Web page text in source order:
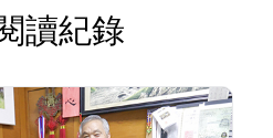
讀紀錄